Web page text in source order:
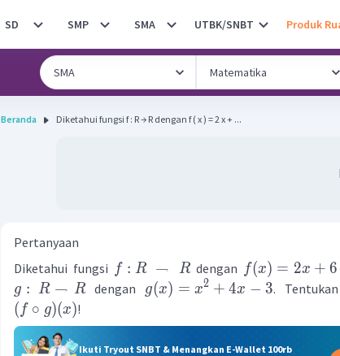
SD SMP SMA UTBK/SNBT Produk
Beranda Diketahui fungsi f : R → R dengan f ( x ) = 2 x + ...
Pertanyaan
Diketahui fungsi
f : R → Rdengan f(x) = 2x + 6
g : R → Rdengan g(x) = x2 + 4x − 3.
( f ∘ g)(x)!
Ikuti Tryout SNBT & Menangkan E-Wallet 100rb